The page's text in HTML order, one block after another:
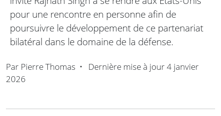
pour une rencontre en personne afin de
poursuivre le développement de ce partenariat
bilatéral dans le domaine de la défense.
Par Pierre Thomas • Dernière mise à jour4 janvier
2026